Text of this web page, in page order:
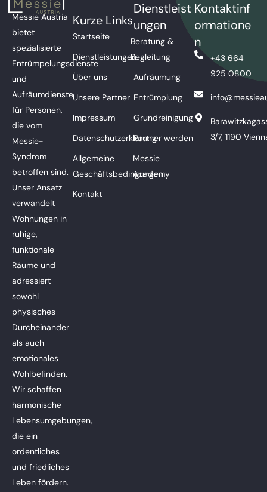
Messie Austria
bietet
spezialisierte
Entrümpelungsdienste
und
Aufräumdienste
für Personen,
die vom
Messie-
Syndrom
betroffen sind.
Unser Ansatz
verwandelt
Wohnungen in
ruhige,
funktionale
Räume und
adressiert
sowohl
physisches
Durcheinander
als auch
emotionales
Wohlbefinden.
Wir schaffen
harmonische
Lebensumgebungen,
die ein
ordentliches
und friedliches
Leben fördern.
Kurze Links
Startseite
Dienstleistungen
Über uns
Unsere Partner
Impressum
Datenschutzerklärung
Allgemeine
Geschäftsbedingungen
Kontakt
Dienstleist
ungen
Beratung &
Begleitung
Aufräumung
Entrümplung
Grundreinigung
Partner werden
Messie
Academy
Kontaktinf
ormatione
n
+43 664
925 0800
3/7, 1190